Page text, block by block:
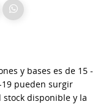
y bases es de 15 -
pueden surgir
stock disponible y la